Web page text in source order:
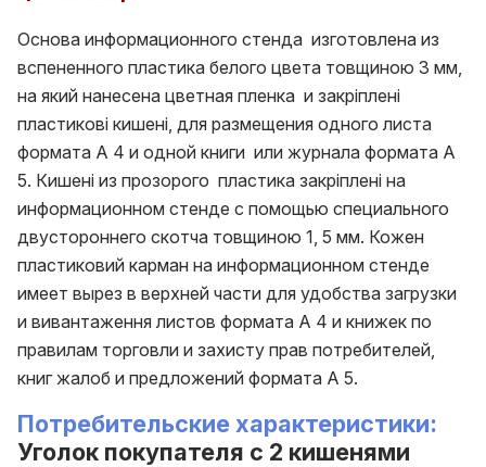
Основа информационного стенда изготовлена из
вспененного пластика белого цвета товщиною 3 мм,
на який нанесена цветная пленка и закріплені
пластикові кишені, для размещения одного листа
формата А 4 и одной книги или журнала формата А
5. Кишені из прозорого пластика закріплені на
информационном стенде с помощью специального
двустороннего скотча товщиною 1, 5 мм. Кожен
пластиковий карман на информационном стенде
имеет вырез в верхней части для удобства загрузки
и вивантаження листов формата А 4 и книжек по
правилам торговли и захисту прав потребителей,
книг жалоб и предложений формата А 5.
Потребительские характеристики:
Уголок покупателя с 2 кишенями